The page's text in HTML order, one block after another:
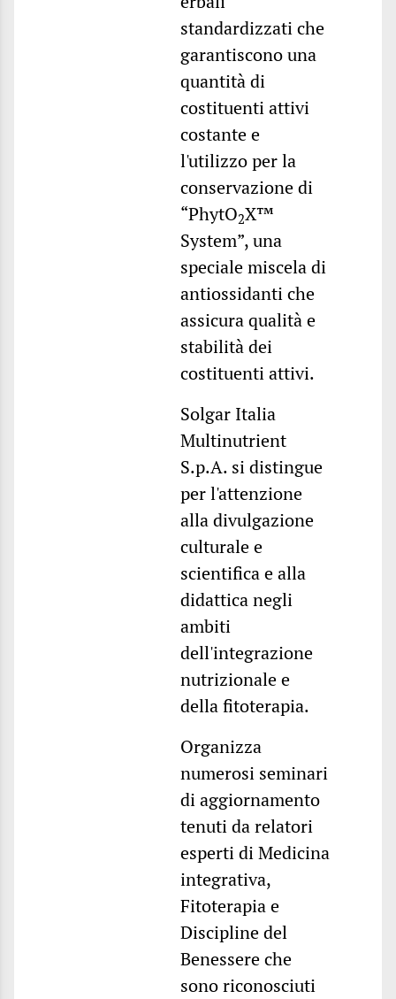
standardizzati che
garantiscono una
quantità di
costituenti attivi
costante e
l'utilizzo per la
conservazione di
“PhytO2X™
System”, una
speciale miscela di
antiossidanti che
assicura qualità e
stabilità dei
costituenti attivi.
Solgar Italia
Multinutrient
S.p.A. si distingue
per l'attenzione
alla divulgazione
culturale e
scientifica e alla
didattica negli
ambiti
dell'integrazione
nutrizionale e
della fitoterapia.
Organizza
numerosi seminari
di aggiornamento
tenuti da relatori
esperti di Medicina
integrativa,
Fitoterapia e
Discipline del
Benessere che
sono riconosciuti